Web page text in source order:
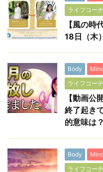
ライフコー
【風の時
18日（木
Body
ライフコー
【動画公
終了起き
的意味は
Body
ライフコー